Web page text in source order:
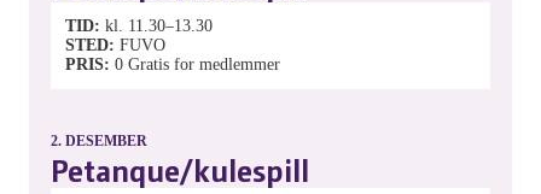
TID kl. 11.30–13.30
STED FUVO
PRIS 0 Gratis for medlemmer
2. DESEMBER
Petanque/kulespill